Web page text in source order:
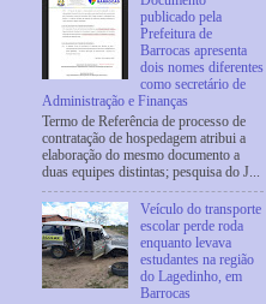
publicado pela
Prefeitura de
Barrocas apresenta
dois nomes diferentes
como secretário de
Administração e Finanças
Termo de Referência de processo de
contratação de hospedagem atribui a
elaboração do mesmo documento a
duas equipes distintas; pesquisa do J...
Veículo do transporte
escolar perde roda
enquanto levava
estudantes na região
do Lagedinho, em
Barrocas